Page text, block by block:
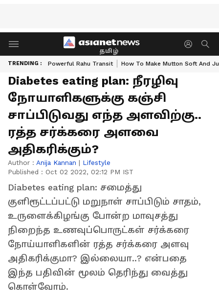
தமிழ்
TRENDING : Powerful Rahu Transit How To Make Mutton Soft And
Diabetes eating plan: நீரழிவு
நோயாளிகளுக்கு கஞ்சி
சாப்பிடுவது எந்த அளவிற்கு..
ரத்த சர்க்கரை அளவை
அதிகரிக்கும்?
Author : Anija Kannan | Lifestyle
Published : Oct 02 2022, 02:12 PM IST
Diabetes eating plan: சமைத்து
குளிரூட்டப்பட்டு மறுநாள் சாப்பிடும் சாதம்,
உருளைக்கிழங்கு போன்ற மாவுசத்து
நிறைந்த உணவுப்பொருட்கள் சர்க்கரை
நோய்யாளிகளின் ரத்த சர்க்கரை அளவு
அதிகரிக்குமா? இல்லையா..? என்பதை
இந்த பதிவின் மூலம் தெரிந்து வைத்து
கொள்வோம்.